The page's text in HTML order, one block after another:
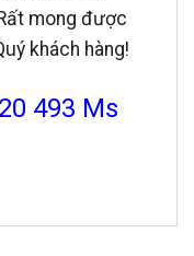
mong được
khách hàng!
493 Ms